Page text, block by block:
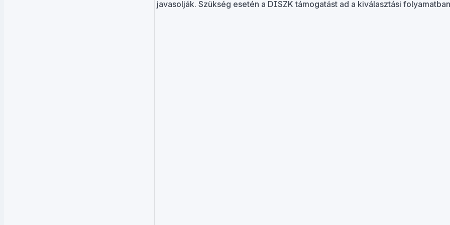
javasolják. Szükség esetén a DISZK támogatást ad a kiválasztási